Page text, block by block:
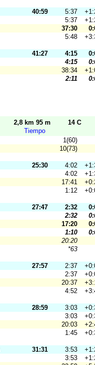
40:59 5:37
5:37
37:30
5:48
41:27 4:15
4:15
38:34
2:11
2,8 km 95 m
14 C
Tiempo
1(60)
10(73)
25:30 4:02
4:02
17:41
1:12
27:47 2:32
2:32
17:20
1:10
20:20
*63
27:57 2:37
2:37
20:37
4:52
28:59 3:03
3:03
20:03
1:45
31:31 3:53
3:53